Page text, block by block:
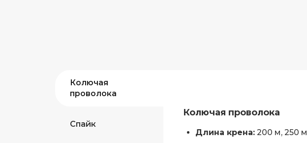
Колючая
проволока
Спайк
Колючая проволока
Длина крена: 200 м, 250 м